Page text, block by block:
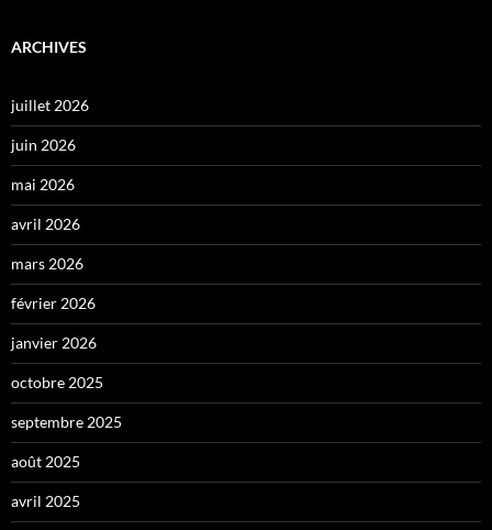
ARCHIVES
juillet 2026
juin 2026
mai 2026
avril 2026
mars 2026
février 2026
janvier 2026
octobre 2025
septembre 2025
août 2025
avril 2025